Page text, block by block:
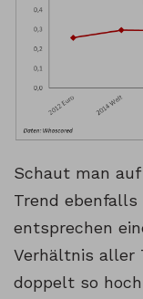
Schaut man
Trend ebenfalls
entsprechen
Verhältnis aller
doppelt so